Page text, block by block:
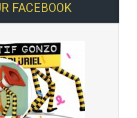
FACEBOOK